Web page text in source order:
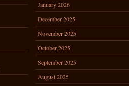
January 2026
December 2025
November 2025
October 2025
September 2025
August 2025